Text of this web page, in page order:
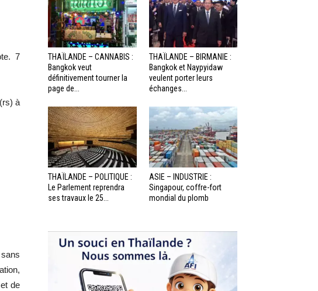
7
à
de
THAÏLANDE – CANNABIS :
Bangkok veut
définitivement tourner la
page de...
THAÏLANDE – BIRMANIE :
Bangkok et Naypyidaw
veulent porter leurs
échanges...
THAÏLANDE – POLITIQUE :
Le Parlement reprendra
ses travaux le 25...
ASIE – INDUSTRIE :
Singapour, coffre-fort
mondial du plomb